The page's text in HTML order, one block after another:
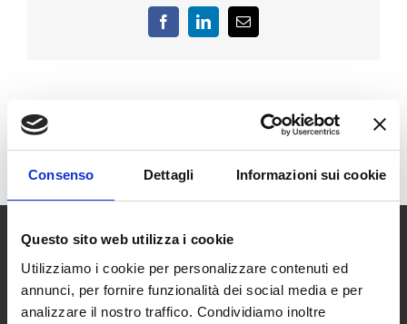
Consenso Dettagli Informazioni sui cookie
Questo sito web utilizza i cookie
Utilizziamo i cookie per personalizzare contenuti ed
annunci, per fornire funzionalità dei social media e per
analizzare il nostro traffico. Condividiamo inoltre
FacebookLinkedInEmail